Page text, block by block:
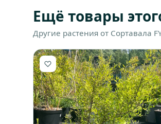
Ещё товары
Другие растения от Сортавала